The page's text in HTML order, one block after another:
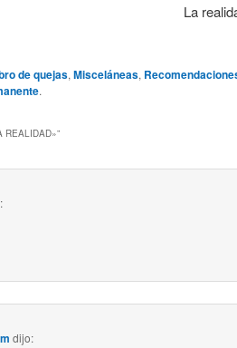
La
de quejas, Misceláneas,
.
REALIDAD»”
dijo: